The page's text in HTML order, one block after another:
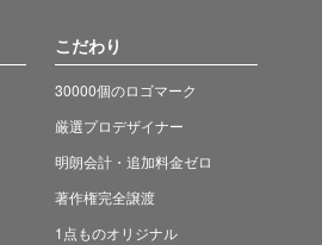
こだわり
30000個のロゴマーク
厳選プロデザイナー
明朗会計・追加料金ゼロ
著作権完全譲渡
1点ものオリジナル